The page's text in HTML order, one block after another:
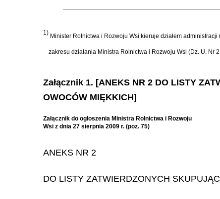
1) Minister Rolnictwa i Rozwoju Wsi kieruje działem
zakresu działania Ministra Rolnictwa i Rozwoju Wsi (Dz. U. Nr
Załącznik 1. [ANEKS NR 2 DO LISTY
OWOCÓW MIĘKKICH]
Załącznik do ogłoszenia Ministra Rolnictwa i Rozwoju
Wsi z dnia 27 sierpnia 2009 r. (poz. 75)
ANEKS NR 2
DO LISTY ZATWIERDZONYCH